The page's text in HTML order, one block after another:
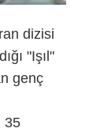
dizisi
"Işıl"
genç
35